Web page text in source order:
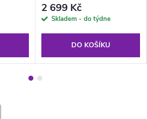
2 699 Kč
Skladem - do týdne
DO KOŠÍKU